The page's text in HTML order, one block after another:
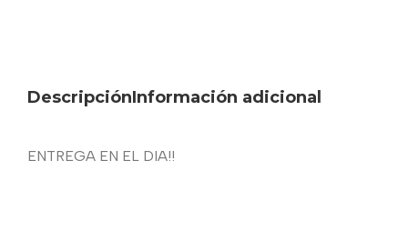
DescripciónInformación adicional
ENTREGA EN EL DIA!!